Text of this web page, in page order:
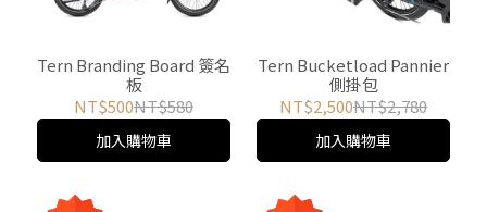
Tern Branding Board 簽名
板
NT$500NT$580
加入購物車
Tern Bucketload Pannier
側掛包
NT$2,500NT$2,780
加入購物車